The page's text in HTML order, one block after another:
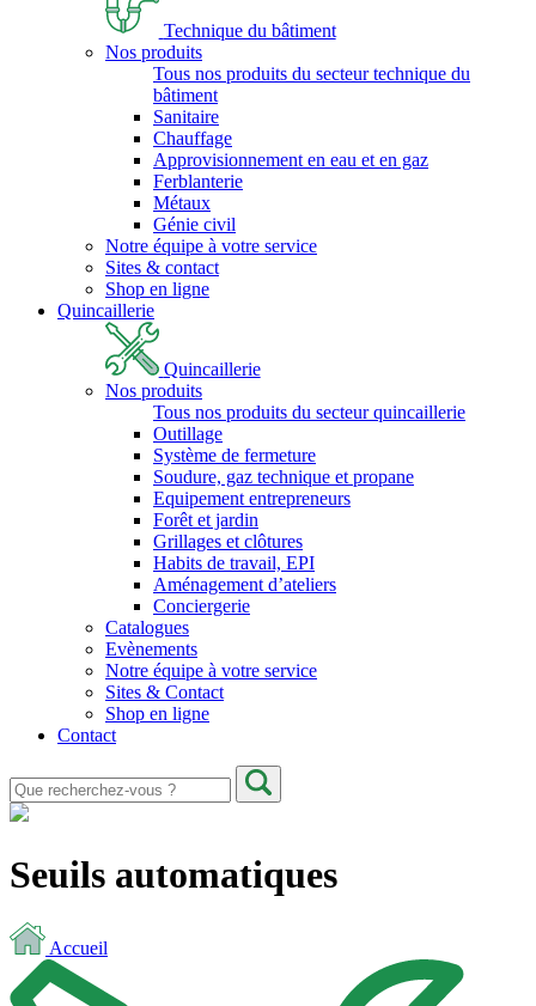
Technique du bâtiment
Nos produits
Tous nos produits du secteur technique du
bâtiment
Sanitaire
Chauffage
Approvisionnement en eau et en gaz
Ferblanterie
Métaux
Génie civil
Notre équipe à votre service
Sites & contact
Shop en ligne
Quincaillerie
Quincaillerie
Nos produits
Tous nos produits du secteur quincaillerie
Outillage
Système de fermeture
Soudure, gaz technique et propane
Equipement entrepreneurs
Forêt et jardin
Grillages et clôtures
Habits de travail, EPI
Aménagement d’ateliers
Conciergerie
Catalogues
Evènements
Notre équipe à votre service
Sites & Contact
Shop en ligne
Contact
Seuils automatiques
Accueil